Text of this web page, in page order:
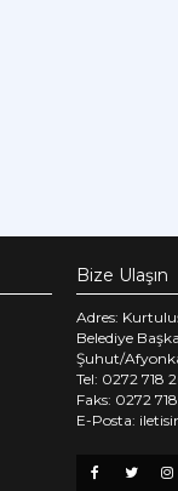
Bize Ulaşın
Adres:
Belediye
Şuhut/
Tel: 0272 718
Faks: 0272
E-Posta: